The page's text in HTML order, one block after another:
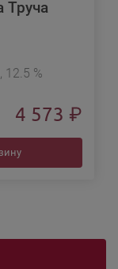
Труча
12.5 %
4 573 ₽